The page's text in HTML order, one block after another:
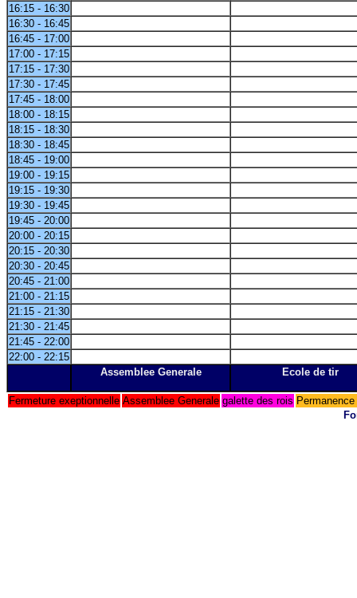
16:15 - 16:30
16:30 - 16:45
16:45 - 17:00
17:00 - 17:15
17:15 - 17:30
17:30 - 17:45
17:45 - 18:00
18:00 - 18:15
18:15 - 18:30
18:30 - 18:45
18:45 - 19:00
19:00 - 19:15
19:15 - 19:30
19:30 - 19:45
19:45 - 20:00
20:00 - 20:15
20:15 - 20:30
20:30 - 20:45
20:45 - 21:00
21:00 - 21:15
21:15 - 21:30
21:30 - 21:45
21:45 - 22:00
22:00 - 22:15
Assemblee Generale
Ecole de tir
Fermeture exeptionnelle Assemblee Generale galette des rois